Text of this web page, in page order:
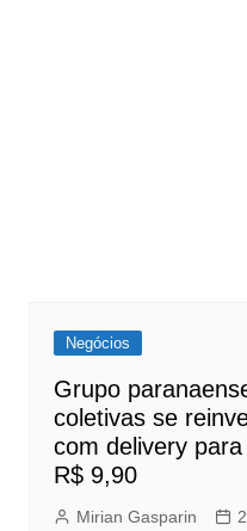
Negócios
Grupo
coletivas se
com delivery
R$ 9,90
Mirian Gasparin